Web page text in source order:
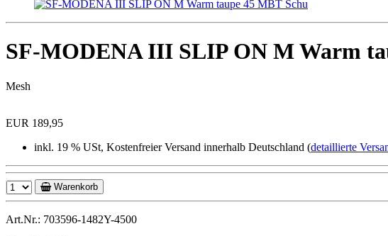
SF-MODENA III SLIP ON M Warm
Mesh
EUR 189,95
inkl. 19 % USt, Kostenfreier Versand innerhalb Deutschland (detaillierte
Warenkorb
Art.Nr.: 703596-1482Y-4500